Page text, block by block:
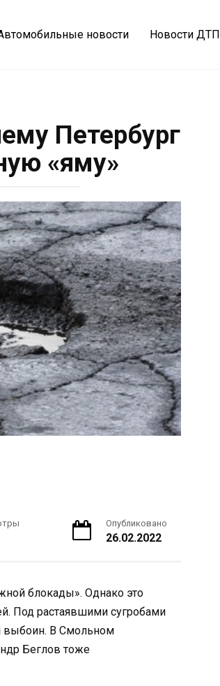
новости Новости ДТП
Петербург
«яму»
Опубликовано
26.02.2022
блокады». Однако это
Под растаявшими сугробами
выбоин. В Смольном
Беглов тоже